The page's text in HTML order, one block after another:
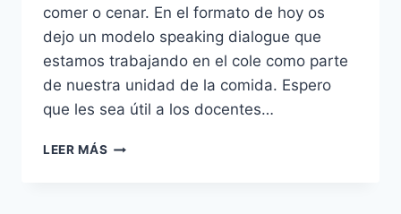
comer o cenar. En el formato de hoy os
dejo un modelo speaking dialogue que
estamos trabajando en el cole como parte
de nuestra unidad de la comida. Espero
que les sea útil a los docentes…
LEER MÁS SPEAKING: